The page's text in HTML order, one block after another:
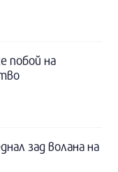
побой на
зад волана на